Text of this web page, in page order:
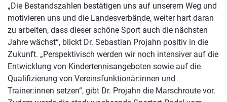
„Die Bestandszahlen bestätigen uns auf unserem Weg und
motivieren uns und die Landesverbände, weiter hart daran
zu arbeiten, dass dieser schöne Sport auch die nächsten
Jahre wächst“, blickt Dr. Sebastian Projahn positiv in die
Zukunft. „Perspektivisch werden wir noch intensiver auf die
Entwicklung von Kindertennisangeboten sowie auf die
Qualifizierung von Vereinsfunktionär:innen und
Trainer:innen setzen“, gibt Dr. Projahn die Marschroute vor.